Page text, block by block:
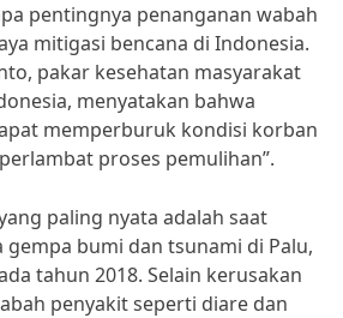
pentingnya penanganan wabah
mitigasi bencana di Indonesia.
pakar kesehatan masyarakat
menyatakan bahwa
memperburuk kondisi korban
proses pemulihan”.
paling nyata adalah saat
bumi dan tsunami di Palu,
tahun 2018. Selain kerusakan
penyakit seperti diare dan